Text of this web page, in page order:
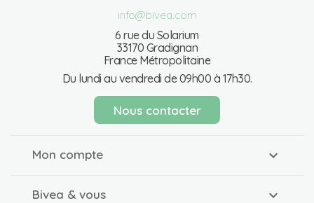
info@bivea.com
6 rue du Solarium
33170 Gradignan
France Métropolitaine
Du lundi au vendredi de 09h00 à 17h30.
Nous contacter
Mon compte
Bivea & vous